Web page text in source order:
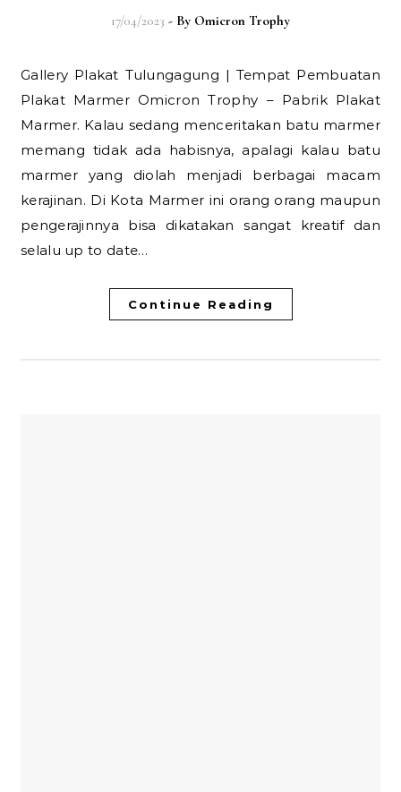
17/04/2023 - By Omicron Trophy
Gallery Plakat Tulungagung | Tempat Pembuatan
Plakat Marmer Omicron Trophy – Pabrik Plakat
Marmer. Kalau sedang menceritakan batu marmer
memang tidak ada habisnya, apalagi kalau batu
marmer yang diolah menjadi berbagai macam
kerajinan. Di Kota Marmer ini orang orang maupun
pengerajinnya bisa dikatakan sangat kreatif dan
selalu up to date…
Continue Reading